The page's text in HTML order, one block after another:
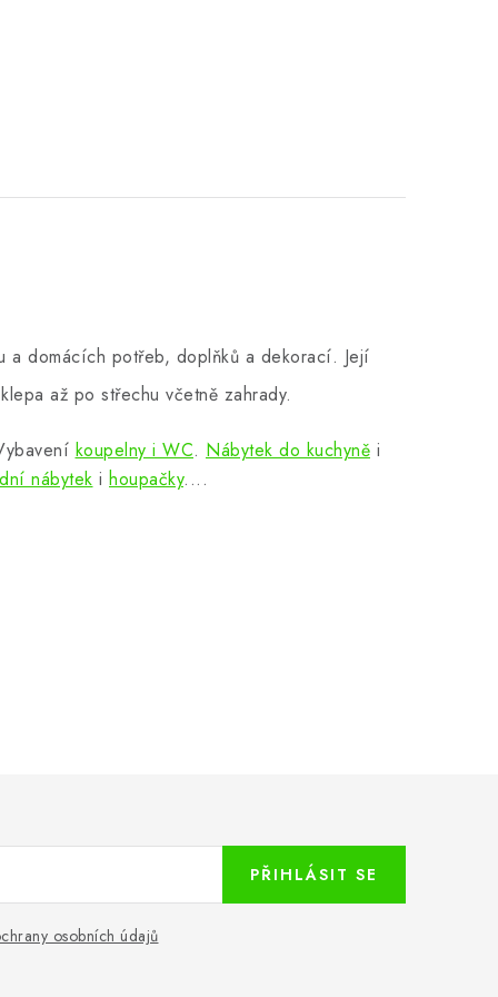
a domácích potřeb, doplňků a dekorací. Její
až po střechu včetně zahrady.
koupelny i WC. Nábytek do kuchyně i
nábytek i houpačky....
osobních údajů
PŘIHLÁSIT SE